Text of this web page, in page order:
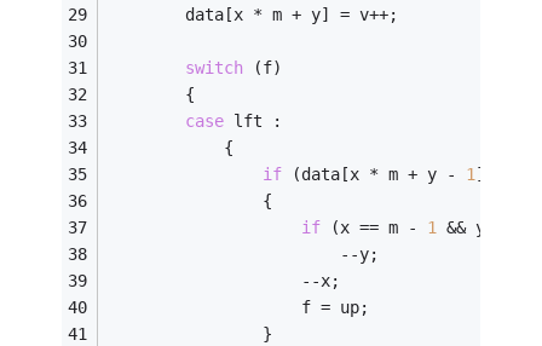
        data[x * m + y] = v++;
switch (f)
        {
case lft :
            {
if (data[x * m + y - 1] !=
                {
if (x == m - 1 && y ==
                        --y;
                    --x;
                    f = up;
                }